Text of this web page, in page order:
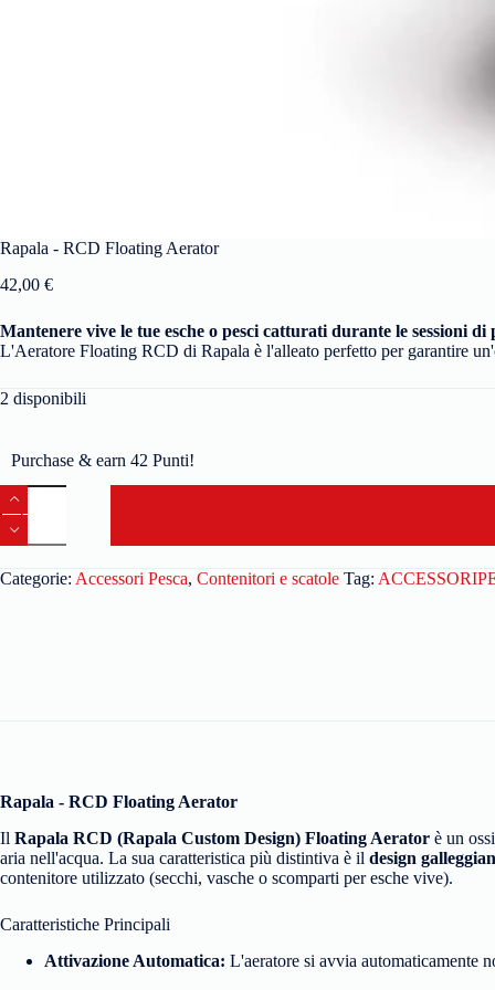
Rapala - RCD Floating Aerator
42,00 €
Mantenere vive le tue esche o pesci catturati durante le sessioni di
L'Aeratore Floating RCD di Rapala è l'alleato perfetto per garantire
2 disponibili
Purchase & earn 42 Punti!
Categorie: Accessori Pesca, Contenitori e scatole Tag:
Rapala - RCD Floating Aerator
Il Rapala RCD (Rapala Custom Design) Floating Aerator è un
aria nell'acqua. La sua caratteristica più distintiva è il design
contenitore utilizzato (secchi, vasche o scomparti per esche vive).
Caratteristiche Principali
Attivazione Automatica: L'aeratore si avvia automaticamente